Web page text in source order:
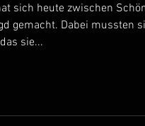
sich heute zwischen
gemacht. Dabei mussten
sie...